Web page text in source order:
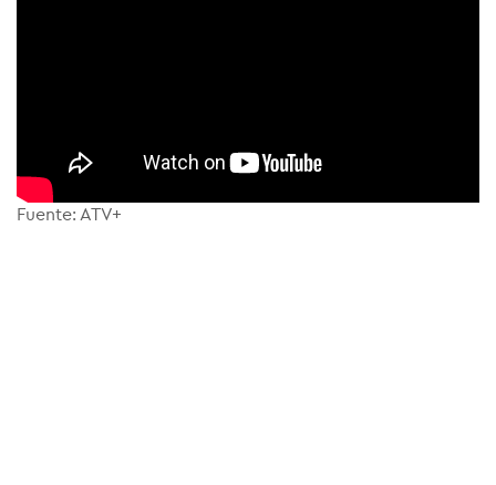
Fuente: ATV+